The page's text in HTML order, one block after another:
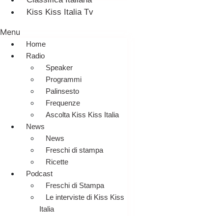
Kiss Kiss Italia Tv
Menu
Home
Radio
Speaker
Programmi
Palinsesto
Frequenze
Ascolta Kiss Kiss Italia
News
News
Freschi di stampa
Ricette
Podcast
Freschi di Stampa
Le interviste di Kiss Kiss
Italia